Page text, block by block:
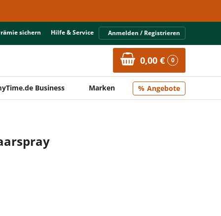
sichern Hilfe & Service Anmelden / Registrieren
0,00 € 0
Business Marken Angebote